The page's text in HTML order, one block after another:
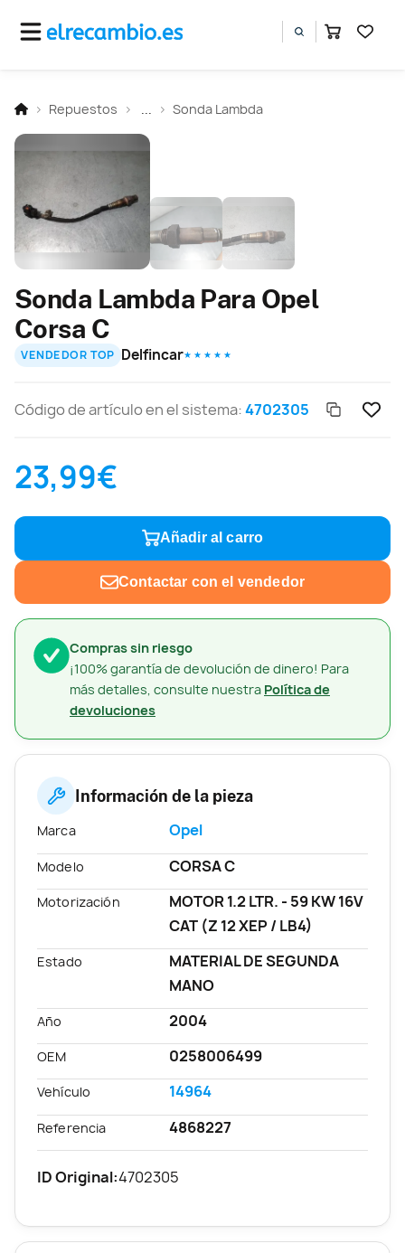
Repuestos Sonda Lambda
Compras sin riesgo
¡100% garantía de devolución de dinero! Para
más detalles, consulte nuestra Política de
devoluciones
Sonda Lambda Para Opel
Corsa C
VENDEDOR TOP Delfincar★ ★ ★ ★ ★
Código de artículo en el sistema:4702305
23,99€
Añadir al carro
Contactar con el vendedor
Información de la pieza
Marca Opel
Modelo CORSA C
Motorización
MOTOR 1.2 LTR. - 59 KW 16V
CAT (Z 12 XEP / LB4)
Estado
MATERIAL DE SEGUNDA
MANO
Año 2004
OEM 0258006499
Vehículo 14964
Referencia 4868227
ID Original:4702305